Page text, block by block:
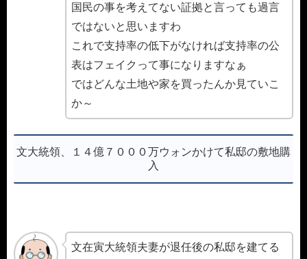
国民の事を考えてない証拠と言っても過言
ではないと思いますわ
これで支持率の低下がなければ支持率の公
表はフェイクって事になりますなぁ
ではどんな土地や家を買ったんか見ていこ
か～
文大統領、１４億７０００万ウォンかけて私邸の敷地購
入
文在寅大統領夫妻が退任後の私邸を建てる